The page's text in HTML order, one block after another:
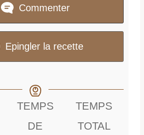
Commenter
Epingler la recette
TEMPS
DE
TEMPS
TOTAL